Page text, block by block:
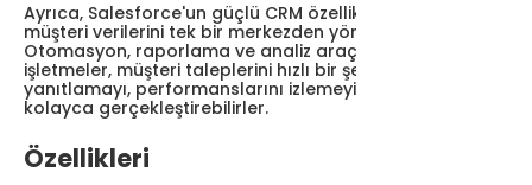
Ayrıca, Salesforce'un güçlü CRM özellikleriyle tüm
müşteri verilerini tek bir merkezden yönetmeyi sağlar.
Otomasyon, raporlama ve analiz araçları sayesinde
işletmeler, müşteri taleplerini hızlı bir şekilde
yanıtlamayı, performanslarını izlemeyi ve iyileştirmeyi
kolayca gerçekleştirebilirler.
Özellikleri